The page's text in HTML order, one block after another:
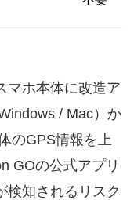
マホ本体に改造ア
/ Mac）か
のGPS情報を上
GOの公式アプリ
検知されるリスク